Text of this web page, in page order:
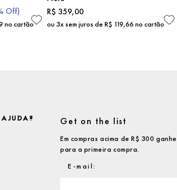
Off)
no cartão
R$ 359,00
ou 3x sem juros de R$ 119,66 no cartão
Get on the list
Em compras acima de R$ 300
para a primeira compra.